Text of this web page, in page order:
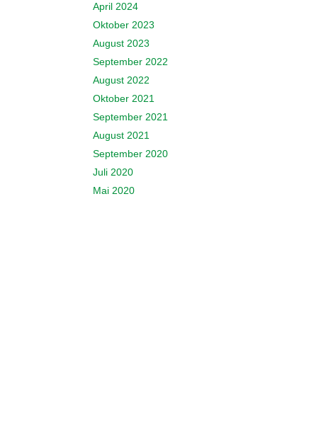
April 2024
Oktober 2023
August 2023
September 2022
August 2022
Oktober 2021
September 2021
August 2021
September 2020
Juli 2020
Mai 2020